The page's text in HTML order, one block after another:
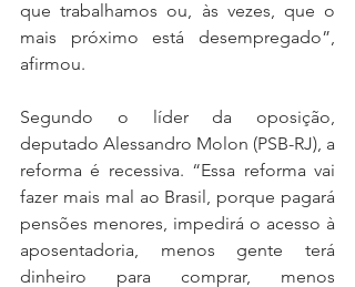
que trabalhamos ou, às vezes, que o
mais próximo está desempregado”,
afirmou.
Segundo o líder da oposição,
deputado Alessandro Molon (PSB-RJ), a
reforma é recessiva. “Essa reforma vai
fazer mais mal ao Brasil, porque pagará
pensões menores, impedirá o acesso à
aposentadoria, menos gente terá
dinheiro para comprar, menos